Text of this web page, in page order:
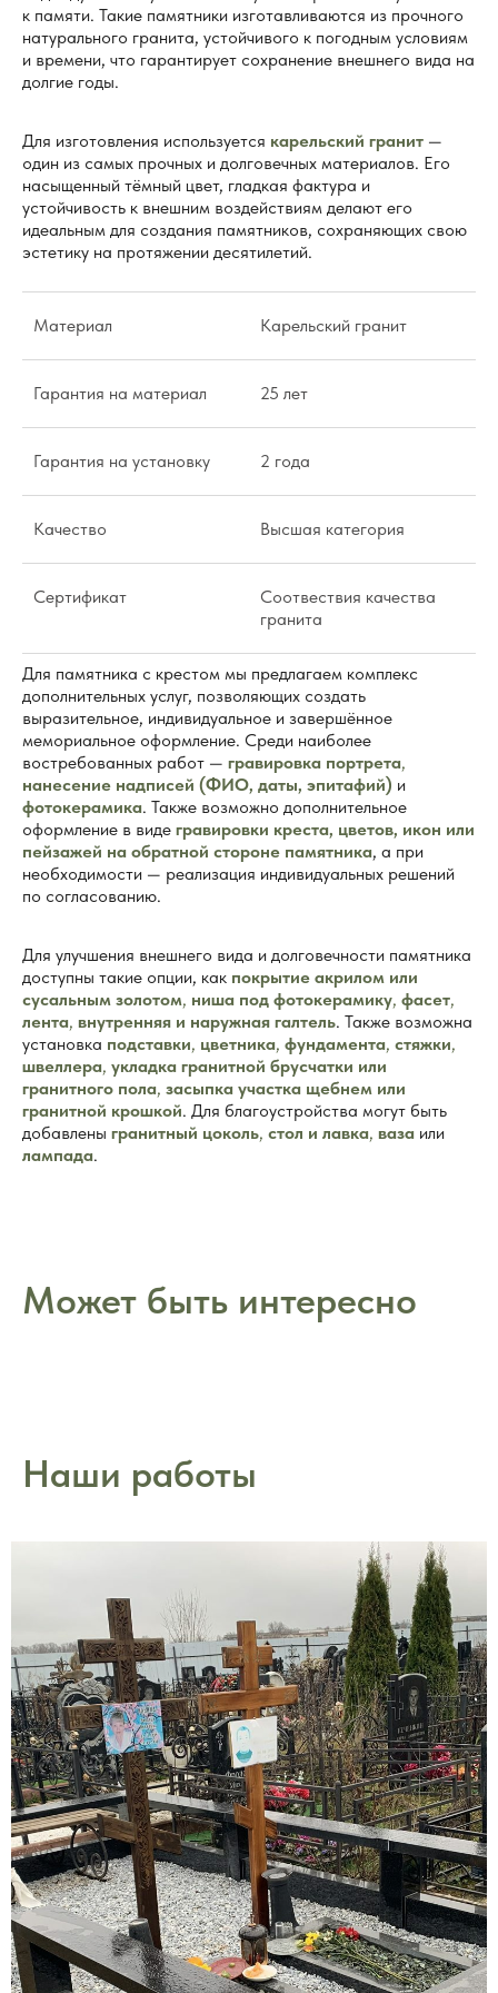
к памяти. Такие памятники изготавливаются из прочного
натурального гранита, устойчивого к погодным условиям
и времени, что гарантирует сохранение внешнего вида на
долгие годы.
Для изготовления используется карельский гранит —
один из самых прочных и долговечных материалов. Его
насыщенный тёмный цвет, гладкая фактура и
устойчивость к внешним воздействиям делают его
идеальным для создания памятников, сохраняющих свою
эстетику на протяжении десятилетий.
Материал Карельский гранит
Гарантия на материал 25 лет
Гарантия на установку 2 года
Качество Высшая категория
Сертификат
Соотвествия качества
гранита
Для памятника с крестом мы предлагаем комплекс
дополнительных услуг, позволяющих создать
выразительное, индивидуальное и завершённое
мемориальное оформление. Среди наиболее
востребованных работ — гравировка портрета,
нанесение надписей (ФИО, даты, эпитафий) и
фотокерамика. Также возможно дополнительное
оформление в виде гравировки креста, цветов, икон или
пейзажей на обратной стороне памятника, а при
необходимости — реализация индивидуальных решений
по согласованию.
Для улучшения внешнего вида и долговечности памятника
доступны такие опции, как покрытие акрилом или
сусальным золотом, ниша под фотокерамику, фасет,
лента, внутренняя и наружная галтель. Также возможна
установка подставки, цветника, фундамента, стяжки,
швеллера, укладка гранитной брусчатки или
гранитного пола, засыпка участка щебнем или
гранитной крошкой. Для благоустройства могут быть
добавлены гранитный цоколь, стол и лавка, ваза или
лампада.
Может быть интересно
Наши работы